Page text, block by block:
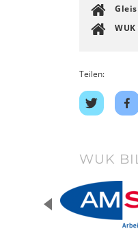
Gleis
Teilen:
Share
on
on
WUK